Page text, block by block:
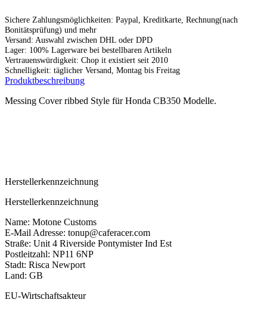
Sichere Zahlungsmöglichkeiten: Paypal, Kreditkarte, Rechnung(nach
Bonitätsprüfung) und mehr
Versand: Auswahl zwischen DHL oder DPD
Lager: 100% Lagerware bei bestellbaren Artikeln
Vertrauenswürdigkeit: Chop it existiert seit 2010
Schnelligkeit: täglicher Versand, Montag bis Freitag
Produktbeschreibung
Messing Cover ribbed Style für Honda CB350 Modelle.
Herstellerkennzeichnung
Herstellerkennzeichnung
Name: Motone Customs
E-Mail Adresse: tonup@caferacer.com
Straße: Unit 4 Riverside Pontymister Ind Est
Postleitzahl: NP11 6NP
Stadt: Risca Newport
Land: GB
EU-Wirtschaftsakteur